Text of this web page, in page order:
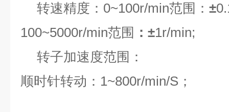
转速精度： 0~100r/min范围： ±
100~5000r/min范围 ：±1r/min;
转子加速度范围：
顺时针转动： 1~800r/min/S ；